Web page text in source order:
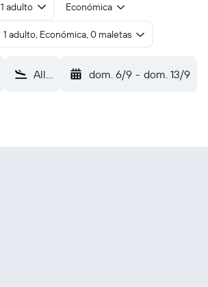
1 adulto Económica
1 adulto, Económica, 0 maletas
Allakaket (AET) dom. 6/9 - dom. 13/9